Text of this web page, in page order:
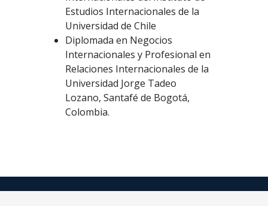
Estudios Internacionales de la
Universidad de Chile
Diplomada en Negocios
Internacionales y Profesional en
Relaciones Internacionales de la
Universidad Jorge Tadeo
Lozano, Santafé de Bogotá,
Colombia.